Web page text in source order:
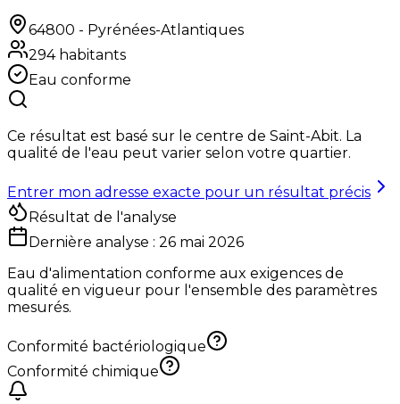
64800 - Pyrénées-Atlantiques
294habitants
Eau conforme
Ce résultat est basé sur le centre de Saint-Abit. La
qualité de l'eau peut varier selon votre quartier.
Entrer mon adresse exacte pour un résultat précis
Résultat de l'analyse
Dernière analyse : 26 mai 2026
Eau d'alimentation conforme aux exigences de
qualité en vigueur pour l'ensemble des paramètres
mesurés.
Conformité bactériologique
Conformité chimique